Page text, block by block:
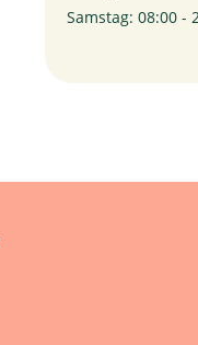
Samstag: 08:00 -